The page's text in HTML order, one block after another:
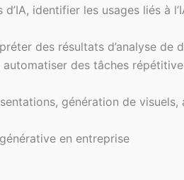
identifier les usages liés à
des résultats d’analyse de
des tâches
génération de
en entreprise